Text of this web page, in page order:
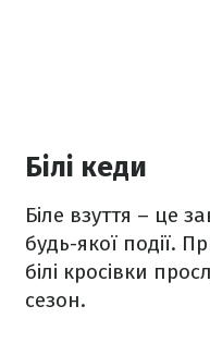
Білі кеди
Біле взуття – це
будь-якої події.
білі кросівки
сезон.